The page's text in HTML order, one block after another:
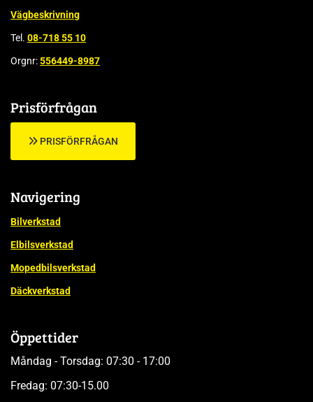
Vägbeskrivning
Tel. 08-718 55 10
Orgnr:556449-8987
Prisförfrågan
PRISFÖRFRÅGAN
Navigering
Bilverkstad
Elbilsverkstad
Mopedbilsverkstad
Däckverkstad
Öppettider
Måndag - Torsdag: 07:30 - 17:00
Fredag: 07:30-15.00